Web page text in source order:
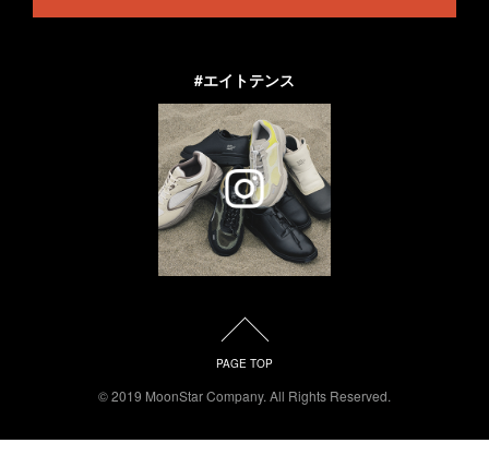
#エイトテンス
© 2019 MoonStar Company. All Rights Reserved.
PAGE TOP